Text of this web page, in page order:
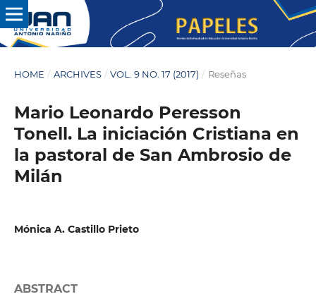
HOME / ARCHIVES / VOL. 9 NO. 17 (2017) / Reseñas
Mario Leonardo Peresson
Tonell. La iniciación Cristiana en
la pastoral de San Ambrosio de
Milán
Mónica A. Castillo Prieto
ABSTRACT